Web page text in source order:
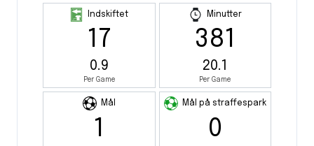
Indskiftet
17
0.9
Per Game
Minutter
381
20.1
Per Game
Mål
1
Mål på straffespark
0